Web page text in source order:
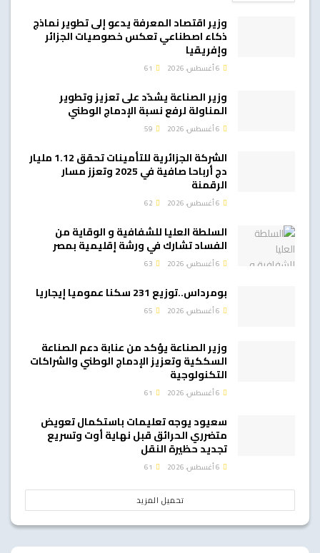
وزير اقتصاد المعرفة يدعو إلى تطوير نماذج
ذكاء اصطناعي تعكس خصوصيات الجزائر
وإفريقيا
وزير الصناعة يشدّد على تعزيز وتطوير
المناولة لرفع نسبة الإدماج الوطني
الشركة الجزائرية للتأمينات تحقق 1.12 مليار
دج أرباحا صافية في 2025 وتعزز مسار
الرقمنة
السلطة العليا للشفافية و الوقاية من
الفساد تشارك في ورشة إقليمية بمصر
بومرداس..توزيع 231 سكنا عموميا إيجاريا
وزير الصناعة يؤكد من عنابة دعم الصناعة
السككية وتعزيز الإدماج الوطني والشراكات
التكنولوجية
سعيود يوجه تعليمات باستكمال تعويض
متضرري الحرائق قبل نهاية أوت وتسريع
تجديد حظيرة النقل
تحميل المزيد